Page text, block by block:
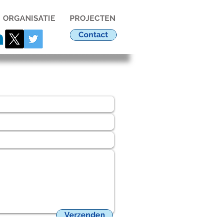
ORGANISATIE
PROJECTEN
Contact
Verzenden